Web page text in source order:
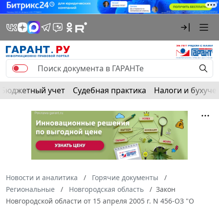
Бюджетный учет Судебная практика Налоги и
Новости и аналитика
Горячие документы
Региональные
Новгородская область
Закон
Новгородской области от 15 апреля 2005 г. N 456-ОЗ "О